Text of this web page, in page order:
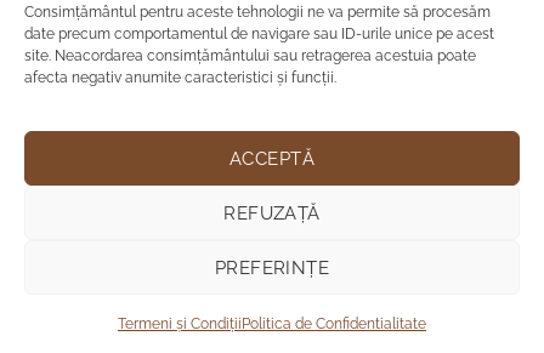
Consimțământul pentru aceste tehnologii ne va permite să procesăm
date precum comportamentul de navigare sau ID-urile unice pe acest
site. Neacordarea consimțământului sau retragerea acestuia poate
afecta negativ anumite caracteristici și funcții.
ACCEPTĂ
REFUZAȚĂ
PREFERINȚE
Termeni și Condiții Politica de Confidentialitate
Abonează-te pentru ghiduri exclusive de întreținere a
lemnului, tendințe de design și oferte rezervate
© 2026Parchet Etalon. Powered byCodehac.com